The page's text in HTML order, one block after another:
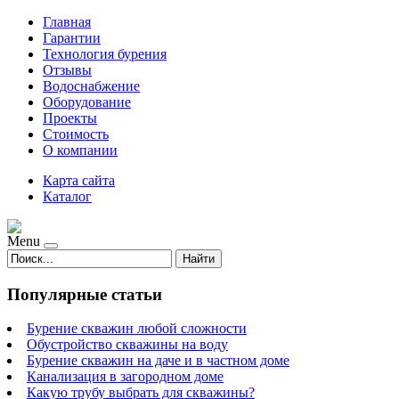
Главная
Гарантии
Технология бурения
Отзывы
Водоснабжение
Оборудование
Проекты
Стоимость
О компании
Карта сайта
Каталог
Menu
Найти
Популярные статьи
Бурение скважин любой сложности
Обустройство скважины на воду
Бурение скважин на даче и в частном доме
Канализация в загородном доме
Какую трубу выбрать для скважины?